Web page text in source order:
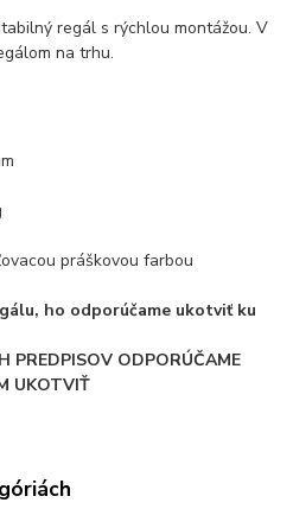
regál s rýchlou montážou. V
na trhu.
práškovou farbou
ho odporúčame ukotviť ku
PREDPISOV ODPORÚČAME
UKOTVIŤ